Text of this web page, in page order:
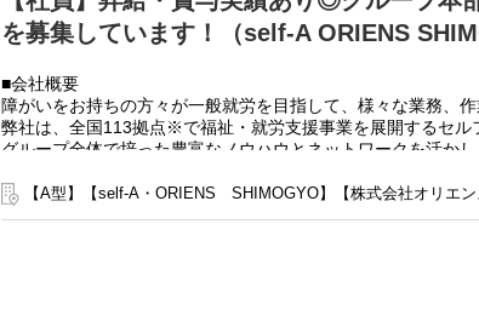
基本的に食事や入浴、排
を募集しています！（self-A ORIENS
■会社概要
障がいをお持ちの方々が一般就労を目指して、様々な業務、作
弊社は、全国113拠点※で福祉・就労支援事業を展開するセル
グループ全体で培った豊富なノウハウとネットワークを活か
※2025年4月時点
弊社グループでは主に以下のパターンの事業所を全国に展開
⇒障がい者の方々とは非雇用型で内職などの作業を中心にA
【A型】【self-A・ORIENS SHIMOGYO】【株式会社オリエン